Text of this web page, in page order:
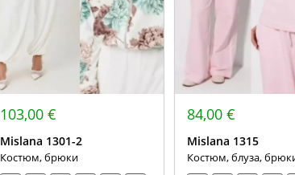
103,00 €
Mislana 1301-2
Костюм, брюки
84,00 €
Mislana 1315
Костюм, блуза,